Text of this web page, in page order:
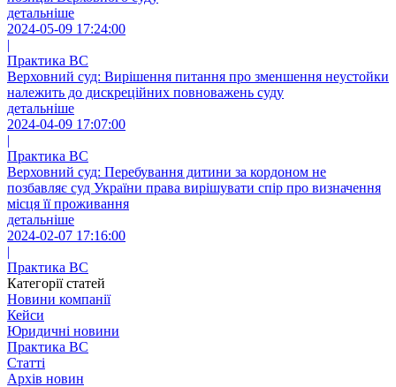
детальніше
2024-05-09 17:24:00
|
Практика ВС
Верховний суд: Вирішення питання про зменшення неустойки
належить до дискреційних повноважень суду
детальніше
2024-04-09 17:07:00
|
Практика ВС
Верховний суд: Перебування дитини за кордоном не
позбавляє суд України права вирішувати спір про визначення
місця її проживання
детальніше
2024-02-07 17:16:00
|
Практика ВС
Категорії статей
Новини компанії
Кейси
Юридичні новини
Практика ВС
Статті
Архів новин